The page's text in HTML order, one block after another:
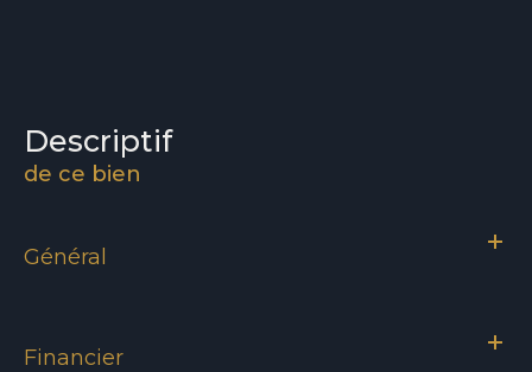
descriptif
de ce bien
Général
Financier